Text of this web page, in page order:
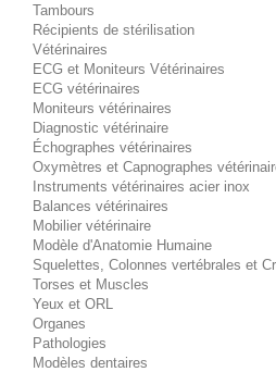
Tambours
Récipients de stérilisation
Vétérinaires
ECG et Moniteurs Vétérinaires
ECG vétérinaires
Moniteurs vétérinaires
Diagnostic vétérinaire
Échographes vétérinaires
Oxymètres et Capnographes
Instruments vétérinaires acier inox
Balances vétérinaires
Mobilier vétérinaire
Modèle d'Anatomie Humaine
Squelettes, Colonnes vertébrales et
Torses et Muscles
Yeux et ORL
Organes
Pathologies
Modèles dentaires